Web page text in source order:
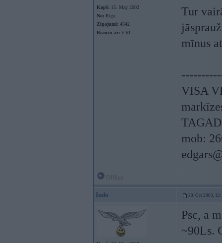
Kopš: 15. May 2002
No: Rīga
Ziņojumi: 4542
Braucu ar: E 61.
Tur
mīnus
VISA
mob:
Indo 29. Oct 2003,
Psc, a
~90Ls.